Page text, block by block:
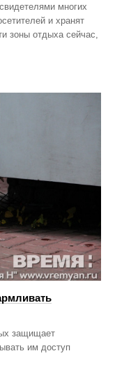
многих
и хранят
зоны отдыха сейчас,
защищает
им доступ